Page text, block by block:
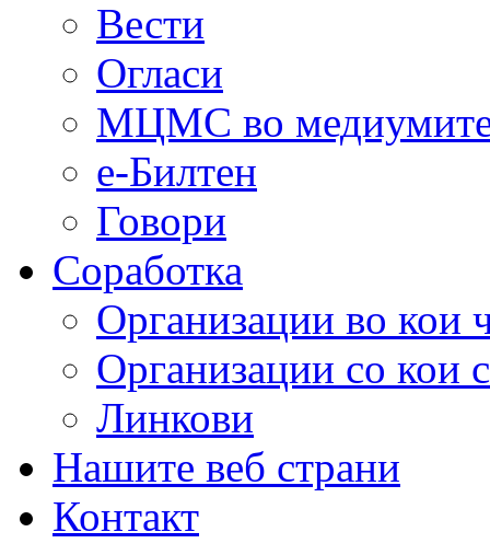
Вести
Огласи
МЦМС во
е-Билтен
Говори
Соработка
Организации во кои
Организации со кои
Линкови
Нашите веб страни
Контакт